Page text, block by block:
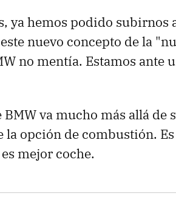
ya hemos podido subirnos
nuevo concepto de la
no mentía. Estamos ante
BMW va mucho más allá de
opción de combustión.
mejor coche.